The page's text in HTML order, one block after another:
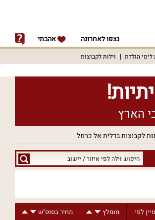
נצפו לאחרונה אהבתי
לימי הולדת וילות לקבוצות
לקבוצות בדלית אל כרמל
חיפוש
וילה
/
יישוב
מיין לפי: מומלץ מחיר בסופ"ש